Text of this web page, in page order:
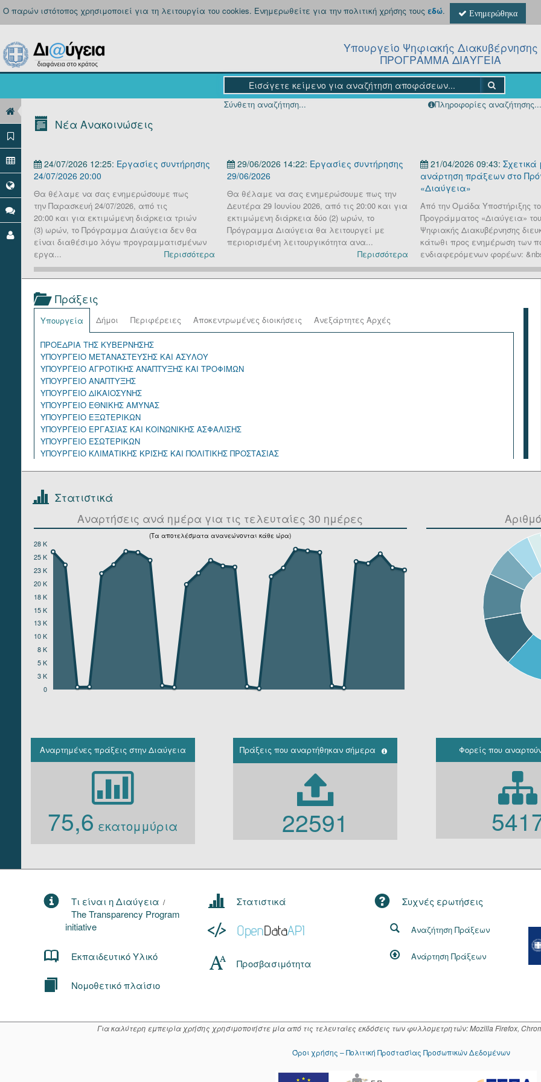
Ο παρών ιστότοπος χρησιμοποιεί για τη λειτουργία του cookies. Ενημερωθείτε για την πολιτική χρήσης τους εδώ. Ενημερώθηκα
Υπουργείο Ψηφιακής Διακυβέρνησης
ΠΡΟΓΡΑΜΜΑ ΔΙΑΥΓΕΙΑ
Σύνθετη αναζήτηση... Πληροφορίες αναζήτησης...
Νέα Ανακοινώσεις
24/07/2026 12:25: Εργασίες συντήρησης
24/07/2026 20:00
Θα θέλαμε να σας ενημερώσουμε πως
την Παρασκευή 24/07/2026, από τις
20:00 και για εκτιμώμενη διάρκεια τριών
(3) ωρών, το Πρόγραμμα Διαύγεια δεν θα
είναι διαθέσιμο λόγω προγραμματισμένων
εργα...
Περισσότερα
29/06/2026 14:22: Εργασίες συντήρησης
29/06/2026
Θα θέλαμε να σας ενημερώσουμε πως την
Δευτέρα 29 Ιουνίου 2026, από τις 20:00 και για
εκτιμώμενη διάρκεια δύο (2) ωρών, το
Πρόγραμμα Διαύγεια θα λειτουργεί με
περιορισμένη λειτουργικότητα ανα...
Περισσότερα
21/04/2026 09:43: Σχετικά
ανάρτηση πράξεων στο
«Διαύγεια»
Από την Ομάδα Υποστήριξης
Προγράμματος «Διαύγεια»
Ψηφιακής Διακυβέρνησης
κάτωθι προς ενημέρωση των
ενδιαφερόμενων φορέων:
Πράξεις
Υπουργεία Δήμοι Περιφέρειες Αποκεντρωμένες διοικήσεις Ανεξάρτητες Αρχές
ΠΡΟΕΔΡΙΑ ΤΗΣ ΚΥΒΕΡΝΗΣΗΣ
ΥΠΟΥΡΓΕΙΟ ΜΕΤΑΝΑΣΤΕΥΣΗΣ ΚΑΙ ΑΣΥΛΟΥ
ΥΠΟΥΡΓΕΙΟ ΑΓΡΟΤΙΚΗΣ ΑΝΑΠΤΥΞΗΣ ΚΑΙ ΤΡΟΦΙΜΩΝ
ΥΠΟΥΡΓΕΙΟ ΑΝΑΠΤΥΞΗΣ
ΥΠΟΥΡΓΕΙΟ ΔΙΚΑΙΟΣΥΝΗΣ
ΥΠΟΥΡΓΕΙΟ ΕΘΝΙΚΗΣ ΑΜΥΝΑΣ
ΥΠΟΥΡΓΕΙΟ ΕΞΩΤΕΡΙΚΩΝ
ΥΠΟΥΡΓΕΙΟ ΕΡΓΑΣΙΑΣ ΚΑΙ ΚΟΙΝΩΝΙΚΗΣ ΑΣΦΑΛΙΣΗΣ
ΥΠΟΥΡΓΕΙΟ ΕΣΩΤΕΡΙΚΩΝ
ΥΠΟΥΡΓΕΙΟ ΚΛΙΜΑΤΙΚΗΣ ΚΡΙΣΗΣ ΚΑΙ ΠΟΛΙΤΙΚΗΣ ΠΡΟΣΤΑΣΙΑΣ
ΥΠΟΥΡΓΕΙΟ ΟΙΚΟΝΟΜΙΚΩΝ
ΥΠΟΥΡΓΕΙΟ ΠΑΙΔΕΙΑΣ, ΘΡΗΣΚΕΥΜΑΤΩΝ ΚΑΙ ΑΘΛΗΤΙΣΜΟΥ
ΥΠΟΥΡΓΕΙΟ ΠΕΡΙΒΑΛΛΟΝΤΟΣ ΚΑΙ ΕΝΕΡΓΕΙΑΣ
ΥΠΟΥΡΓΕΙΟ ΠΟΛΙΤΙΣΜΟΥ
ΥΠΟΥΡΓΕΙΟ ΠΡΟΣΤΑΣΙΑΣ ΤΟΥ ΠΟΛΙΤΗ
ΥΠΟΥΡΓΕΙΟ ΤΟΥΡΙΣΜΟΥ
ΥΠΟΥΡΓΕΙΟ ΥΓΕΙΑΣ ΚΑΙ ΚΟΙΝΩΝΙΚΩΝ ΑΣΦΑΛΙΣΕΩΝ
ΥΠΟΥΡΓΕΙΟ ΥΠΟΔΟΜΩΝ ΚΑΙ ΜΕΤΑΦΟΡΩΝ
ΥΠΟΥΡΓΕΙΟ ΨΗΦΙΑΚΗΣ ΔΙΑΚΥΒΕΡΝΗΣΗΣ
Στατιστικά
Αναρτήσεις ανά ημέρα για τις τελευταίες 30 ημέρες
(Τα αποτελέσματα ανανεώνονται κάθε ώρα)
0
3 K
5 K
8 K
10 K
13 K
15 K
18 K
20 K
23 K
25 K
28 K
Αναρτημένες πράξεις στην Διαύγεια
75,6 εκατομμύρια
Πράξεις που αναρτήθηκαν σήμερα
22591
Φορείς που
Τι είναι η Διαύγεια /
The Transparency Program
initiative
Εκπαιδευτικό Υλικό
Νομοθετικό πλαίσιο
Στατιστικά
Προσβασιμότητα
Συχνές ερωτήσεις
Αναζήτηση Πράξεων
Ανάρτηση Πράξεων
Για καλύτερη εμπειρία χρήσης χρησιμοποιήστε μία από τις τελευταίες εκδόσεις των φυλλομετρητών: Mozilla Firefox,
Όροι χρήσης – Πολιτική Προστασίας Προσωπικών Δεδομένων